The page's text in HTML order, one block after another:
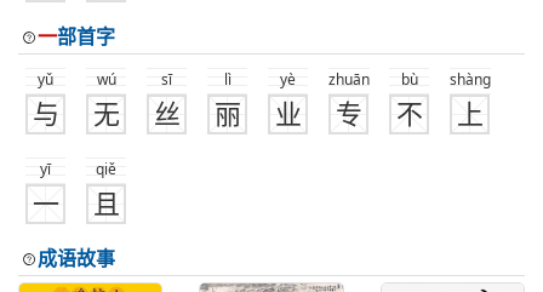
一部首字
yǔ
与
wú
无
sī
丝
lì
丽
yè
业
zhuān
专
bù
不
shàng
上
yī
一
qiě
且
成语故事